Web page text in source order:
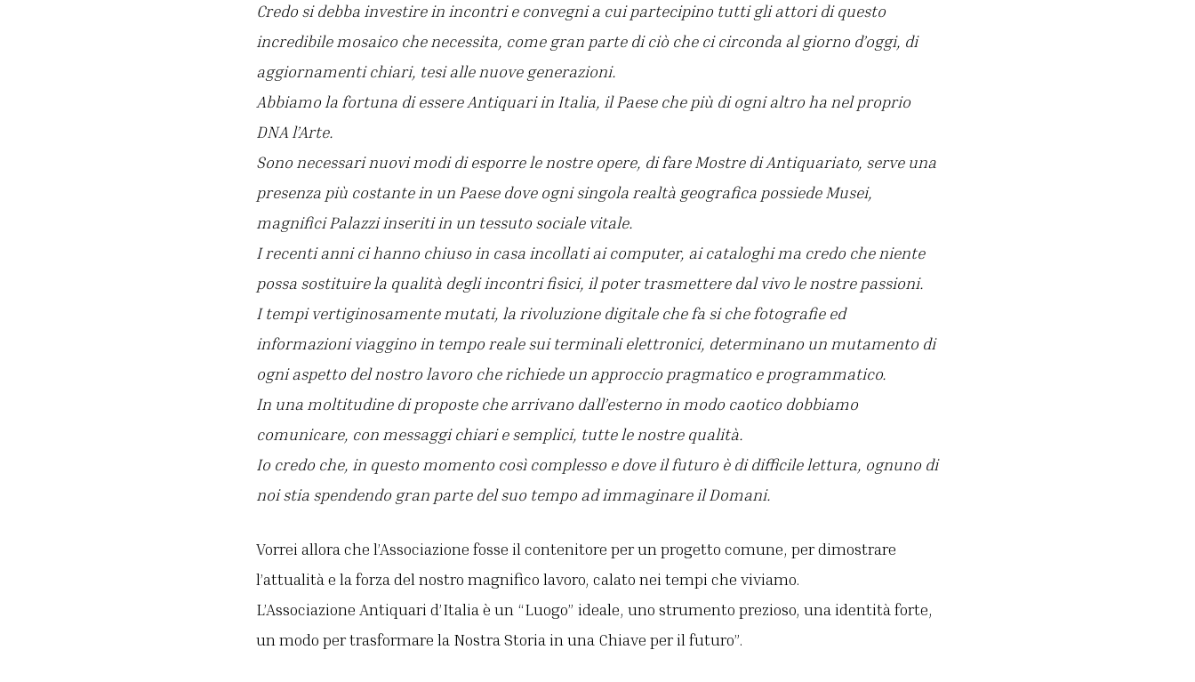
Credo si debba investire in incontri e convegni a cui partecipino tutti gli attori di questo
incredibile mosaico che necessita, come gran parte di ciò che ci circonda al giorno d’oggi, di
aggiornamenti chiari, tesi alle nuove generazioni.
Abbiamo la fortuna di essere Antiquari in Italia, il Paese che più di ogni altro ha nel proprio
DNA l’Arte.
Sono necessari nuovi modi di esporre le nostre opere, di fare Mostre di Antiquariato, serve una
presenza più costante in un Paese dove ogni singola realtà geografica possiede Musei,
magnifici Palazzi inseriti in un tessuto sociale vitale.
I recenti anni ci hanno chiuso in casa incollati ai computer, ai cataloghi ma credo che niente
possa sostituire la qualità degli incontri fisici, il poter trasmettere dal vivo le nostre passioni.
I tempi vertiginosamente mutati, la rivoluzione digitale che fa si che fotografie ed
informazioni viaggino in tempo reale sui terminali elettronici, determinano un mutamento di
ogni aspetto del nostro lavoro che richiede un approccio pragmatico e programmatico.
In una moltitudine di proposte che arrivano dall’esterno in modo caotico dobbiamo
comunicare, con messaggi chiari e semplici, tutte le nostre qualità.
Io credo che, in questo momento così complesso e dove il futuro è di difficile lettura, ognuno di
noi stia spendendo gran parte del suo tempo ad immaginare il Domani.
Vorrei allora che l’Associazione fosse il contenitore per un progetto comune, per dimostrare
l’attualità e la forza del nostro magnifico lavoro, calato nei tempi che viviamo.
L’Associazione Antiquari d’Italia è un “Luogo” ideale, uno strumento prezioso, una identità forte,
un modo per trasformare la Nostra Storia in una Chiave per il futuro”.